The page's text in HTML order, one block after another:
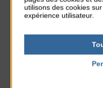
Concert
Exposition « Itinéraires »
utilisons des cookies
expérience utilisateur.